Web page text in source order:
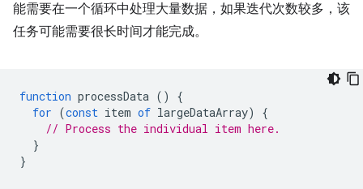
能需要在一个循环中处理大量数据，如果迭代次数较多，该
任务可能需要很长时间才能完成。
function processData ()
{
for (const item of largeDataArray)
{
// Process the individual item here.
}
}